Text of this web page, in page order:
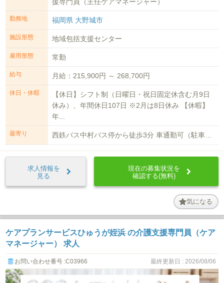
勤務地 福岡県 大野城市
施設形態 地域包括支援センター
雇用形態 常勤
給与 月給：215,900円 ～ 268,700円
休日・休暇
【休日】シフト制（日曜日・祝日固定休含む月9日
休み）、年間休日107日 ※2月は8日休み 【休暇】
年...
最寄り 西鉄バス中村バス停から徒歩3分 車通勤可（駐車場有2,500円/月） ※距離...
求人情報を
見る
現在の募集状況を
確認する(無料)
気になる
ケアプランサービスひゅうが姪浜 の介護支援専門員（ケア
マネージャー） 求人
お問い合わせ番号 :C03966 最終更新日 : 2026/08/06